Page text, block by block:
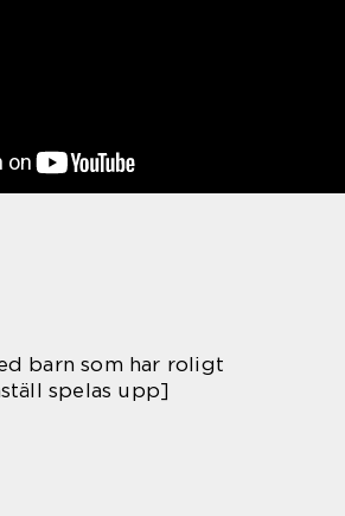
barn som har roligt
spelas upp]